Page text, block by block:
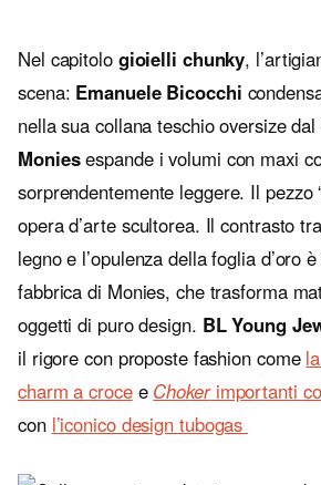
Nel capitolo gioielli chunky,
scena: Emanuele Bicocchi
nella sua collana teschio oversize
Moniesespande i volumi con maxi
sorprendentemente leggere. Il pezzo
opera d’arte scultorea. Il contrasto
legno e l’opulenza della foglia d’oro
fabbrica di Monies, che trasforma
oggetti di puro design. BL Young
il rigore con proposte fashion come
charm a crocee Chokerimportanti
con l’iconico design tubogas